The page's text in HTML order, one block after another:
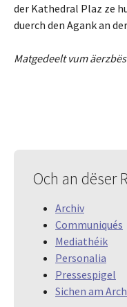
der Kathedral Plaz ze
duerch den Agank an
Matgedeelt vum
Och an dëser
Archiv
Communiqués
Mediathéik
Personalia
Pressespigel
Sichen am